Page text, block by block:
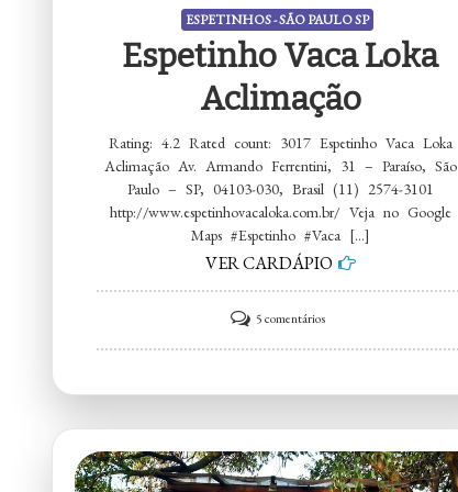
ESPETINHOS - SÃO PAULO SP
Espetinho Vaca Loka
Aclimação
Rating: 4.2 Rated count: 3017 Espetinho Vaca Loka
Aclimação Av. Armando Ferrentini, 31 – Paraíso, São
Paulo – SP, 04103-030, Brasil (11) 2574-3101
http://www.espetinhovacaloka.com.br/ Veja no Google
Maps #Espetinho #Vaca […]
VER CARDÁPIO
5 comentáriosem
Espetinho